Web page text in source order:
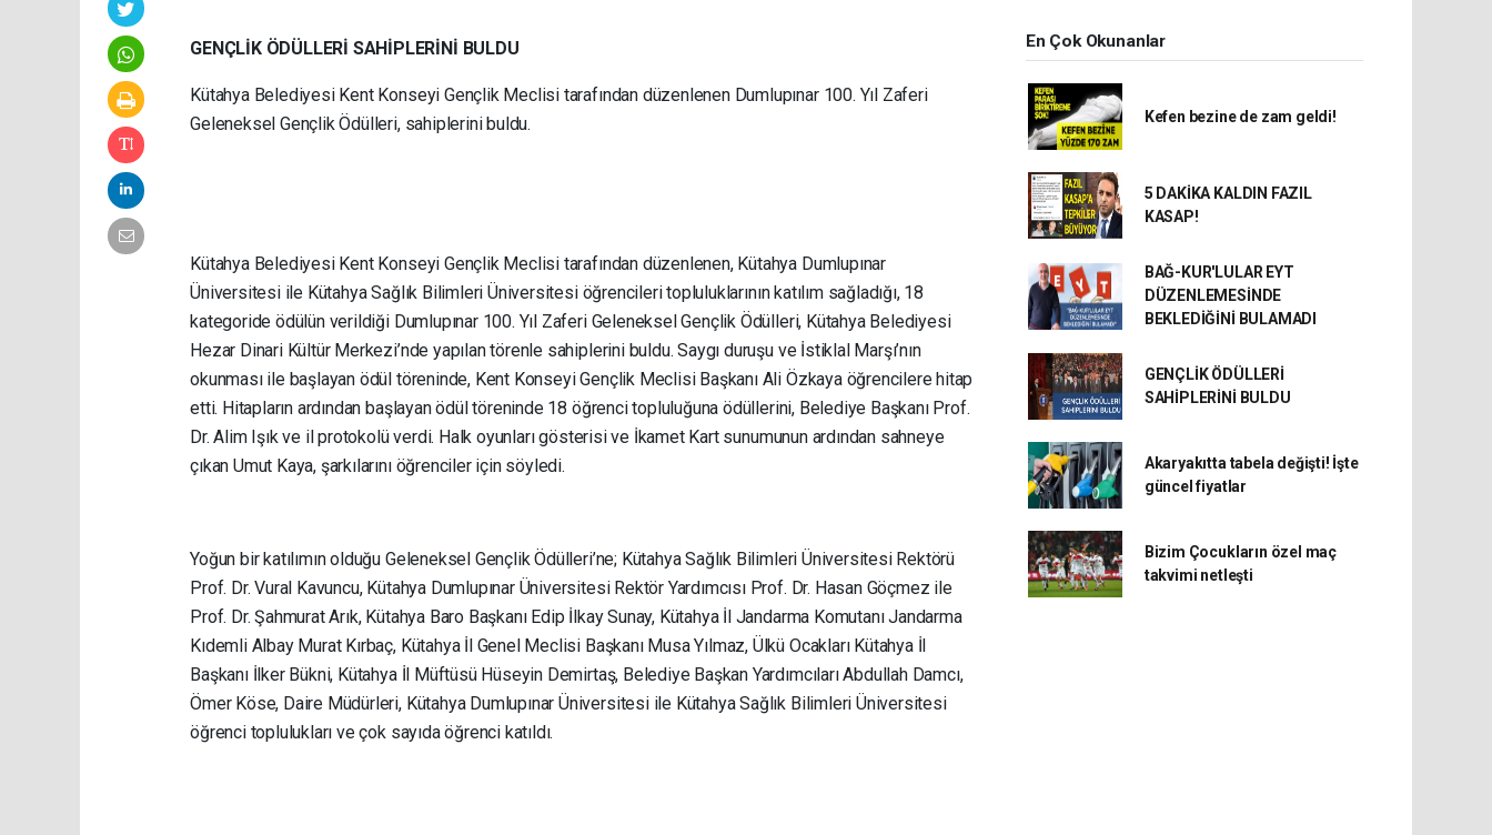
GENÇLİK ÖDÜLLERİ SAHİPLERİNİ BULDU
Kütahya Belediyesi Kent Konseyi Gençlik Meclisi tarafından düzenlenen Dumlupınar 100. Yıl Zaferi
Geleneksel Gençlik Ödülleri, sahiplerini buldu.
Kütahya Belediyesi Kent Konseyi Gençlik Meclisi tarafından düzenlenen, Kütahya Dumlupınar
Üniversitesi ile Kütahya Sağlık Bilimleri Üniversitesi öğrencileri topluluklarının katılım sağladığı, 18
kategoride ödülün verildiği Dumlupınar 100. Yıl Zaferi Geleneksel Gençlik Ödülleri, Kütahya Belediyesi
Hezar Dinari Kültür Merkezi’nde yapılan törenle sahiplerini buldu. Saygı duruşu ve İstiklal Marşı’nın
okunması ile başlayan ödül töreninde, Kent Konseyi Gençlik Meclisi Başkanı Ali Özkaya öğrencilere hitap
etti. Hitapların ardından başlayan ödül töreninde 18 öğrenci topluluğuna ödüllerini, Belediye Başkanı Prof.
Dr. Alim Işık ve il protokolü verdi. Halk oyunları gösterisi ve İkamet Kart sunumunun ardından sahneye
çıkan Umut Kaya, şarkılarını öğrenciler için söyledi.
Yoğun bir katılımın olduğu Geleneksel Gençlik Ödülleri’ne; Kütahya Sağlık Bilimleri Üniversitesi Rektörü
Prof. Dr. Vural Kavuncu, Kütahya Dumlupınar Üniversitesi Rektör Yardımcısı Prof. Dr. Hasan Göçmez ile
Prof. Dr. Şahmurat Arık, Kütahya Baro Başkanı Edip İlkay Sunay, Kütahya İl Jandarma Komutanı Jandarma
Kıdemli Albay Murat Kırbaç, Kütahya İl Genel Meclisi Başkanı Musa Yılmaz, Ülkü Ocakları Kütahya İl
Başkanı İlker Bükni, Kütahya İl Müftüsü Hüseyin Demirtaş, Belediye Başkan Yardımcıları Abdullah Damcı,
Ömer Köse, Daire Müdürleri, Kütahya Dumlupınar Üniversitesi ile Kütahya Sağlık Bilimleri Üniversitesi
öğrenci toplulukları ve çok sayıda öğrenci katıldı.
En Çok Okunanlar
Kefen bezine de zam geldi!
5 DAKİKA KALDIN FAZIL
KASAP!
BAĞ-KUR'LULAR EYT
DÜZENLEMESİNDE
BEKLEDİĞİNİ BULAMADI
GENÇLİK ÖDÜLLERİ
SAHİPLERİNİ BULDU
Akaryakıtta tabela değişti! İşte
güncel fiyatlar
Bizim Çocukların özel maç
takvimi netleşti